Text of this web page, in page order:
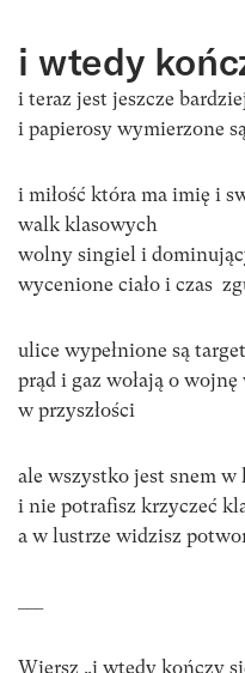
i wtedy
i teraz jest jeszcze
i papierosy wymierzone
i miłość która ma imię i
walk klasowych
wolny singiel i
wycenione ciało i czas
ulice wypełnione są
prąd i gaz wołają o
w przyszłości
ale wszystko jest snem
i nie potrafisz krzyczeć
a w lustrze widzisz
Wiersz „i wtedy kończy